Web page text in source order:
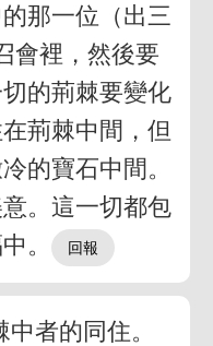
那一位（出三
會裡，然後要
的荊棘要變化
荊棘中間，但
的寶石中間。
。這一切都包
。
者的同住。